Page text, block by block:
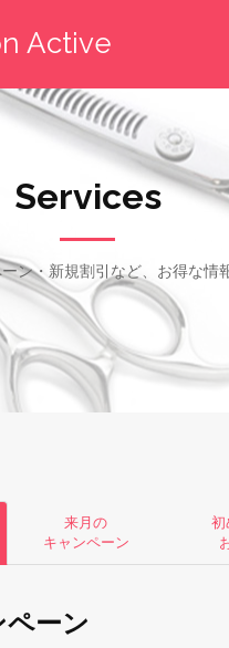
Active
Services
ン・新規割引など、お得な情
来月の
キャンペーン
初
ーン